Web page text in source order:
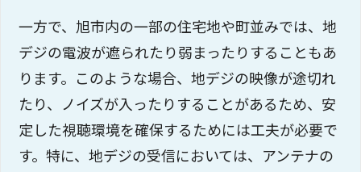
一方で、旭市内の一部の住宅地や町並みでは、地
デジの電波が遮られたり弱まったりすることもあ
ります。このような場合、地デジの映像が途切れ
たり、ノイズが入ったりすることがあるため、安
定した視聴環境を確保するためには工夫が必要で
す。特に、地デジの受信においては、アンテナの